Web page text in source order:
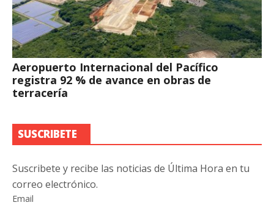
Aeropuerto Internacional del Pacífico
registra 92 % de avance en obras de
terracería
SUSCRIBETE
Suscribete y recibe las noticias de Última Hora en tu
correo electrónico.
Email